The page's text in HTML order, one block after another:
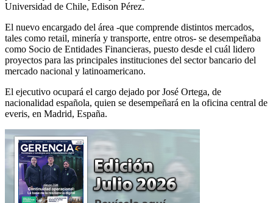
Universidad de Chile, Edison Pérez.
El nuevo encargado del área -que comprende distintos mercados,
tales como retail, minería y transporte, entre otros- se desempeñaba
como Socio de Entidades Financieras, puesto desde el cuál lidero
proyectos para las principales instituciones del sector bancario del
mercado nacional y latinoamericano.
El ejecutivo ocupará el cargo dejado por José Ortega, de
nacionalidad española, quien se desempeñará en la oficina central de
everis, en Madrid, España.